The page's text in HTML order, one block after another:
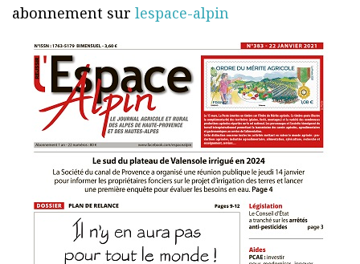
abonnement sur lespace-alpin